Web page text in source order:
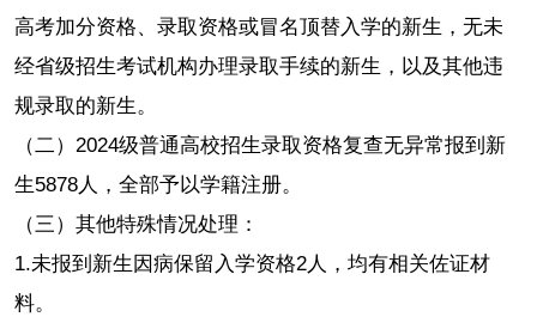
高考加分资格、录取资格或冒名顶替入学的新生，无未
经省级招生考试机构办理录取手续的新生，以及其他违
规录取的新生。
（二）2024级普通高校招生录取资格复查无异常报到新
生5878人，全部予以学籍注册。
（三）其他特殊情况处理：
1.未报到新生因病保留入学资格2人，均有相关佐证材
料。